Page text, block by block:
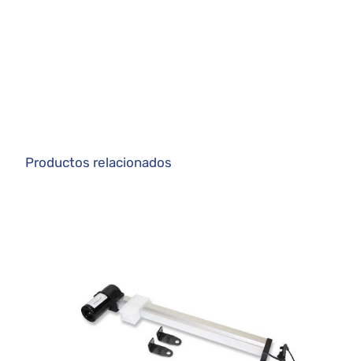
Productos relacionados